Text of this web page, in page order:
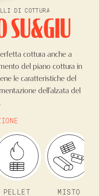
DI COTTURA
SU&GIU
cottura anche a
del piano cottura in
le caratteristiche del
dell’alzata del
PELLET
MISTO